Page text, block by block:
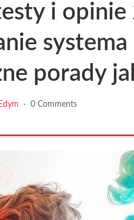
testy i
systema
porady
Edym · 0 Comments